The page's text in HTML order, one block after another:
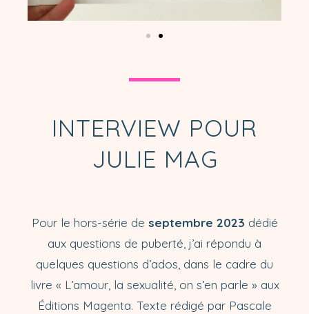
INTERVIEW POUR
JULIE MAG
Pour le hors-série de septembre 2023 dédié
aux questions de puberté, j’ai répondu à
quelques questions d’ados, dans le cadre du
livre « L’amour, la sexualité, on s’en parle » aux
Éditions Magenta. Texte rédigé par Pascale